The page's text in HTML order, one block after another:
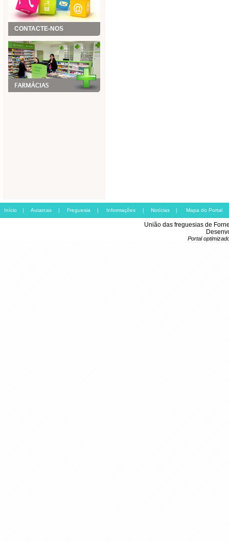
CONTACTE-NOS
Início | Autarcas | Freguesia | Informações | Notícias | Mapa do Portal
União das freguesias de
Portal